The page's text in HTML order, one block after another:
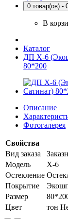
0 товар(ов) -
В
Каталог
ДП Х-6
80*200
Описание
Фотогалерея
Свойства
Вид заказа
Модель
Х-6
Остекление
Покрытие
Размер
Цвет
тон